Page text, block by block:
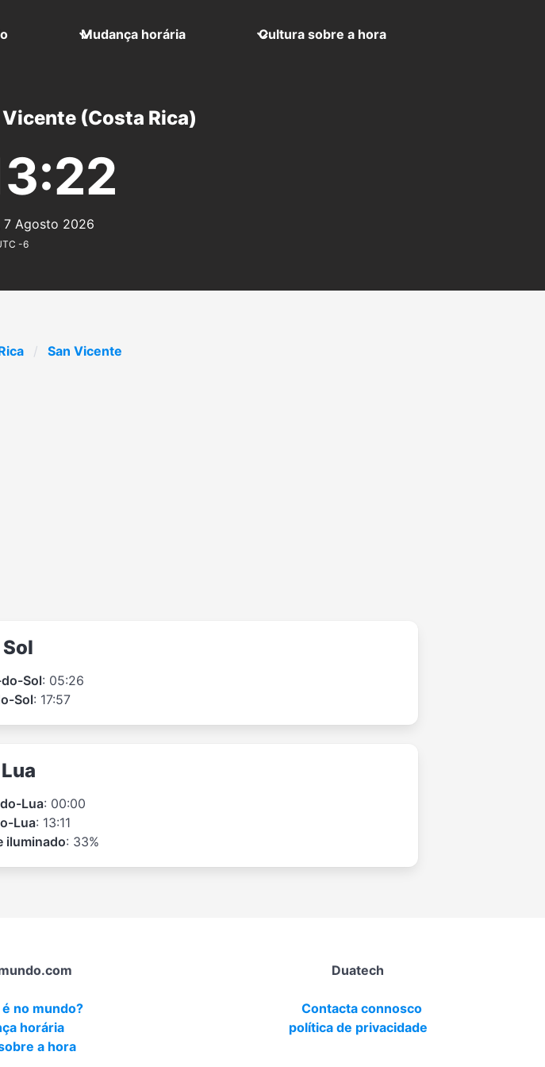
Mudança horária Cultura sobre a hora
(Costa Rica)
7 Agosto 2026
-6
San Vicente
Sol
Sol: 05:26
Sol: 17:57
Lua
Lua: 00:00
Lua: 13:11
iluminado: 33%
no mundo?
horária
a hora
Duatech
Contacta connosco
política de privacidade